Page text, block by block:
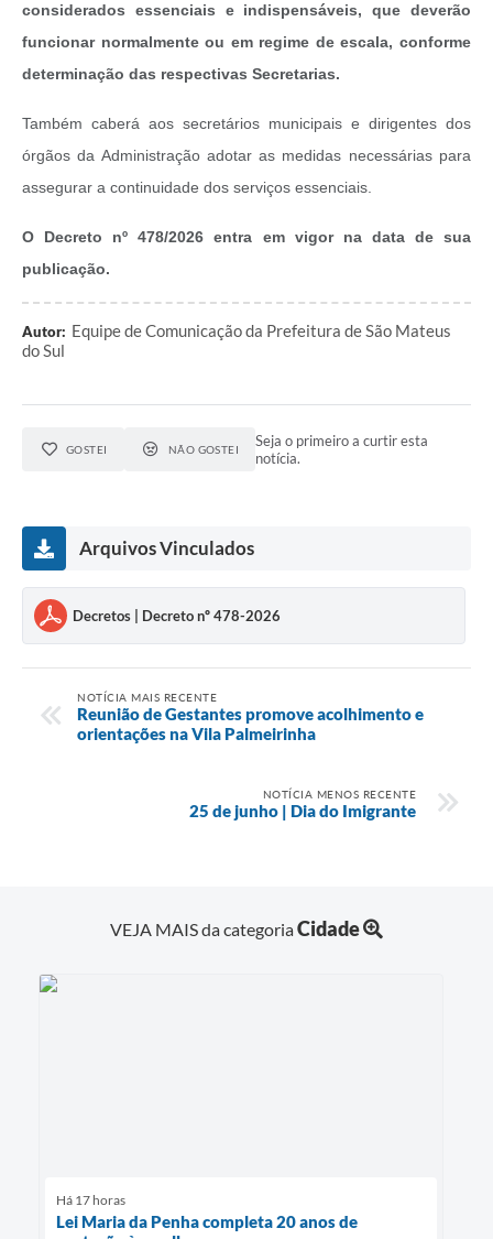
Carta de Serviços
Galeria de Vídeos
Projetos
Logo Prefeitura de São Mateus do Sul
Agenda
Briefing de Ações, Divulgações e Eventos
Contato
Telefones Úteis
considerados essenciais e indispensáveis, que deverão
funcionar normalmente ou em regime de escala, conforme
determinação das respectivas Secretarias.
Também caberá aos secretários municipais e dirigentes dos
órgãos da Administração adotar as medidas necessárias para
assegurar a continuidade dos serviços essenciais.
O Decreto nº 478/2026 entra em vigor na data de sua
publicação.
Autor: Equipe de Comunicação da Prefeitura de São Mateus
do Sul
GOSTEI NÃO GOSTEI
Seja o primeiro a curtir esta
notícia.
Arquivos Vinculados
Decretos | Decreto nº 478-2026
NOTÍCIA MAIS RECENTE
Reunião de Gestantes promove acolhimento e
orientações na Vila Palmeirinha
NOTÍCIA MENOS RECENTE
25 de junho | Dia do Imigrante
VEJA MAIS da categoriaCidade
Há 17 horas
Lei Maria da Penha completa 20 anos de